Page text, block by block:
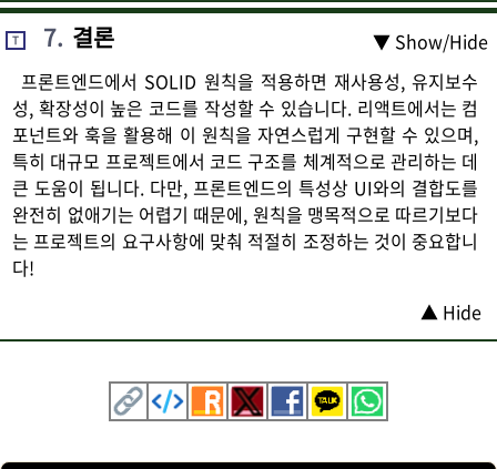
T 7. 결론
▼ Show/Hide
프론트엔드에서 SOLID 원칙을 적용하면 재사용성, 유지보수
성, 확장성이 높은 코드를 작성할 수 있습니다. 리액트에서는 컴
포넌트와 훅을 활용해 이 원칙을 자연스럽게 구현할 수 있으며,
특히 대규모 프로젝트에서 코드 구조를 체계적으로 관리하는 데
큰 도움이 됩니다. 다만, 프론트엔드의 특성상 UI와의 결합도를
완전히 없애기는 어렵기 때문에, 원칙을 맹목적으로 따르기보다
는 프로젝트의 요구사항에 맞춰 적절히 조정하는 것이 중요합니
다!
▲ Hide